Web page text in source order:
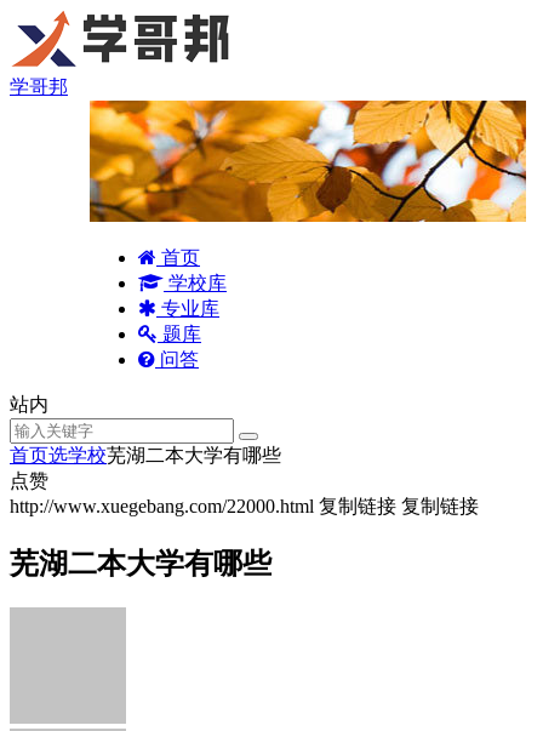
学哥邦
首页
学校库
专业库
题库
问答
站内
首页选学校芜湖二本大学有哪些
点赞
http://www.xuegebang.com/22000.html 复制链接 复制链接
芜湖二本大学有哪些